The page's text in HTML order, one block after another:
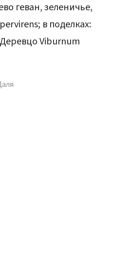
геван, зеленичье,
в поделках:
Viburnum